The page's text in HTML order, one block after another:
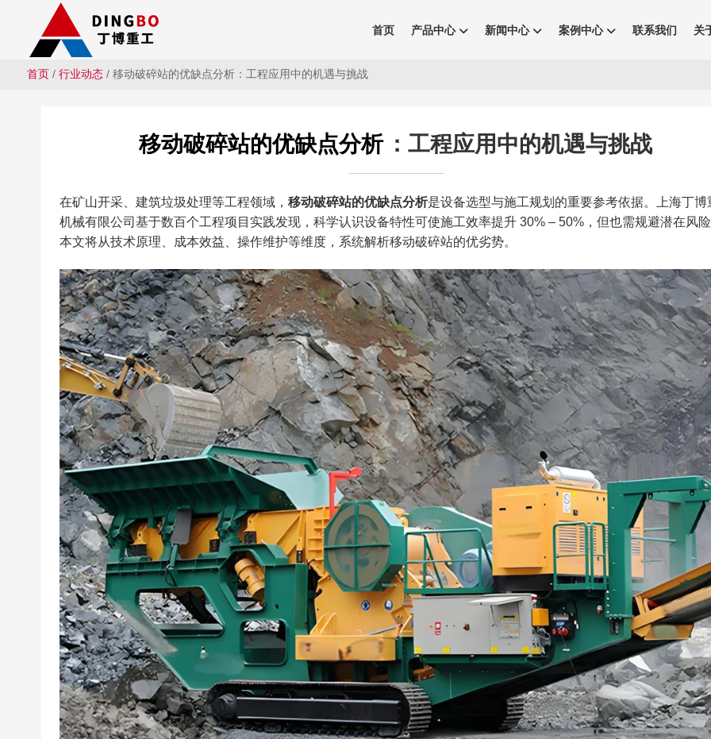
首页 产品中心 新闻中心 案例中心 联系我们 关
首页/ 行业动态/ 移动破碎站的优缺点分析：工程应用中的机遇与挑战​
移动破碎站的优缺点分析 ：工程应用中的机遇与挑战​
在矿山开采、建筑垃圾处理等工程领域， 移动破碎站的优缺点分析是设备选型与施工规划的重要参考依据。上海丁博
机械有限公司基于数百个工程项目实践发现，科学认识设备特性可使施工效率提升 30% – 50%，但也需规避潜在风
本文将从技术原理、成本效益、操作维护等维度，系统解析移动破碎站的优劣势。​